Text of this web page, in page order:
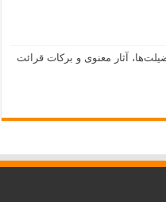
آثار معنوی و برکات قرائت